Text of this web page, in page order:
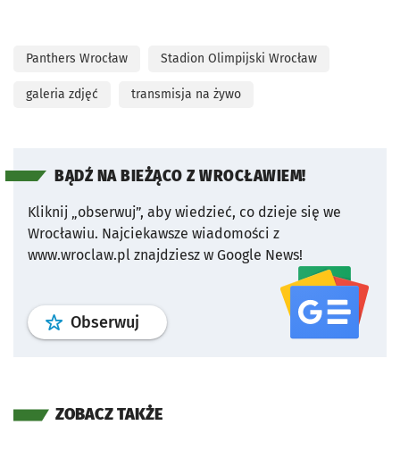
Panthers Wrocław Stadion Olimpijski Wrocław
galeria zdjęć transmisja na żywo
BĄDŹ NA BIEŻĄCO Z WROCŁAWIEM!
Kliknij „obserwuj”, aby wiedzieć, co dzieje się we
Wrocławiu. Najciekawsze wiadomości z
www.wroclaw.pl znajdziesz w Google News!
Obserwuj profil serwisu
ZOBACZ TAKŻE